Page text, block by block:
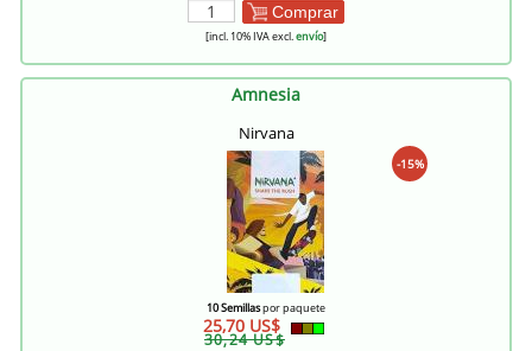
Comprar
[incl. 10% IVA excl.envío]
Amnesia
Nirvana
-15%
10 Semillaspor paquete
25,70 US$
30,24 US$